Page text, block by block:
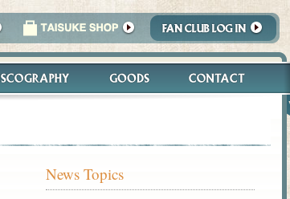
News Topics